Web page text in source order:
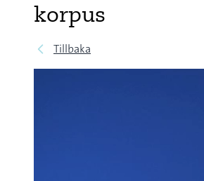
korpus
Tillbaka